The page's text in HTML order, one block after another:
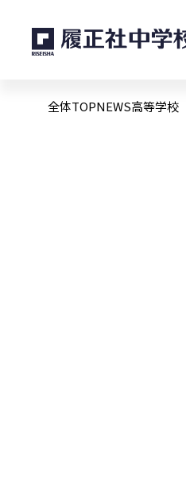
全体TOPNEWS高等学校